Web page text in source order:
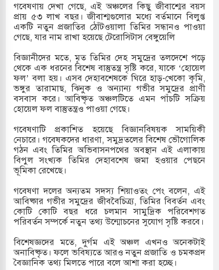
কুতুবদিয়া শিপিং চ্যানেলে জালের জড়ালে মারাত্মক
রুশ নাগরিকদের মারামারি: নিহত ১
ভূমি অফিসের সব কর্মকর্তা-কর্মচারী বরখাস্ত
সেই ঐতিহাসিক "এক দফা" -র ২ বছর পূর্তি
গবেষণায় দেখা গেছে, এই অঞ্চলের কিছু জীবাশ্মের বয়স
প্রায় ৫৩ লাখ বছর। জীবাশ্মগুলোর মধ্যে বর্তমানে বিলুপ্ত
একটি নতুন প্রজাতির ঠোঁটওয়ালা তিমির সন্ধানও পাওয়া
গেছে, যার নাম রাখা হয়েছে টেরোসিটাস বেঙ্গুয়েলি
বিজ্ঞানীদের মতে, মৃত তিমির দেহ সমুদ্রের তলদেশে পড়ে
থেকে এক ধরনের বিশেষ বাস্তুতন্ত্র সৃষ্টি করে, যাকে ‘হোয়েল
ফল’ বলা হয়। এসব দেহাবশেষকে ঘিরে হাড়-খেকো কৃমি,
ভঙ্গুর তারামাছ, ঝিনুক ও অন্যান্য গভীর সমুদ্রের প্রাণী
বসবাস করে। আবিষ্কৃত অঞ্চলটিতে এমন পাঁচটি সক্রিয়
হোয়েল ফল বাস্তুতন্ত্রও পাওয়া গেছে।
গবেষণাটি প্রকাশিত হয়েছে বিজ্ঞানবিষয়ক সাময়িকী
নেচারে। গবেষকদের ধারণা, সমুদ্রতলের বিশেষ ভৌগোলিক
গঠন এবং তিমির অভিবাসনপথের অবস্থান এই এলাকায়
বিপুল সংখ্যক তিমির দেহাবশেষ জমা হওয়ার পেছনে
ভূমিকা রেখেছে।
গবেষণা দলের অন্যতম সদস্য শিয়াওতং পেং বলেন, এই
আবিষ্কার গভীর সমুদ্রের জীববৈচিত্র্য, তিমির বিবর্তন এবং
কোটি কোটি বছর ধরে চলমান সামুদ্রিক পরিবেশগত
পরিবর্তন সম্পর্কে নতুন তথ্য উন্মোচনের সুযোগ সৃষ্টি করবে।
বিশেষজ্ঞদের মতে, দুর্গম এই অঞ্চল এখনও অনেকটাই
অনাবিষ্কৃত। ফলে ভবিষ্যতে আরও নতুন প্রজাতি ও চমকপ্রদ
বৈজ্ঞানিক তথ্য মিলতে পারে বলে আশা করা হচ্ছে।